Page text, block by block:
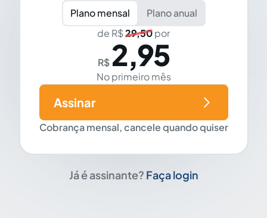
Plano mensal
Plano anual
de R$29,50por
R$ 2,95
No primeiro mês
Cobrança mensal, cancele quando quiser
Assinar
Já é assinante? Faça login